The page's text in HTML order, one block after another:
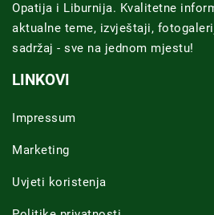
Opatija i Liburnija. Kvalitetne
aktualne teme, izvještaji,
sadržaj - sve na jednom mjestu!
LINKOVI
Impressum
Marketing
Uvjeti koristenja